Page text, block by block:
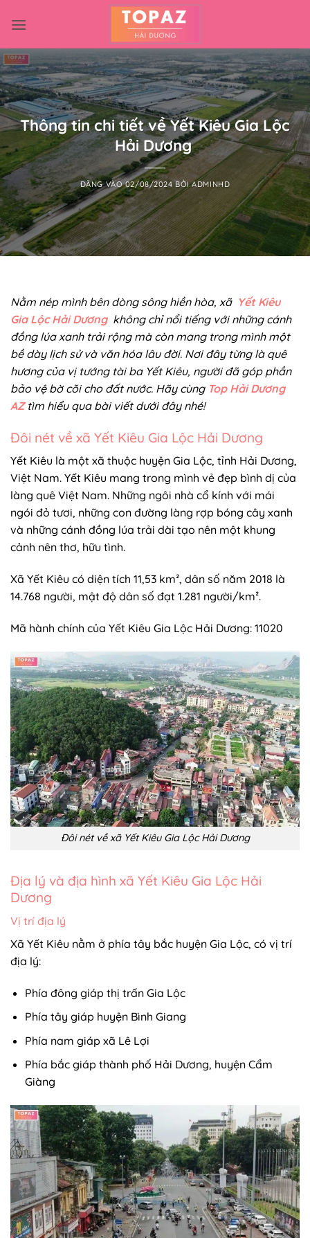
qua
dung
Thông tin chi tiết về Yết Kiêu Gia Lộc
Hải Dương
ĐĂNG VÀO02/08/2024 BỞIADMINHD
Nằm nép mình bên dòng sông hiền hòa, xã Yết Kiêu
Gia Lộc Hải Dương không chỉ nổi tiếng với những cánh
đồng lúa xanh trải rộng mà còn mang trong mình một
bề dày lịch sử và văn hóa lâu đời. Nơi đây từng là quê
hương của vị tướng tài ba Yết Kiêu, người đã góp phần
bảo vệ bờ cõi cho đất nước. Hãy cùng Top Hải Dương
AZtìm hiểu qua bài viết dưới đây nhé!
Đôi nét về xã Yết Kiêu Gia Lộc Hải Dương
Yết Kiêu là một xã thuộc huyện Gia Lộc, tỉnh Hải Dương,
Việt Nam. Yết Kiêu mang trong mình vẻ đẹp bình dị của
làng quê Việt Nam. Những ngôi nhà cổ kính với mái
ngói đỏ tươi, những con đường làng rợp bóng cây xanh
và những cánh đồng lúa trải dài tạo nên một khung
cảnh nên thơ, hữu tình.
Xã Yết Kiêu có diện tích 11,53 km², dân số năm 2018 là
14.768 người, mật độ dân số đạt 1.281 người/km².
Mã hành chính của Yết Kiêu Gia Lộc Hải Dương: 11020
Đôi nét về xã Yết Kiêu Gia Lộc Hải Dương
Địa lý và địa hình xã Yết Kiêu Gia Lộc Hải
Dương
Vị trí địa lý
Xã Yết Kiêu nằm ở phía tây bắc huyện Gia Lộc, có vị trí
địa lý:
Phía đông giáp thị trấn Gia Lộc
Phía tây giáp huyện Bình Giang
Phía nam giáp xã Lê Lợi
Phía bắc giáp thành phố Hải Dương, huyện Cẩm
Giàng